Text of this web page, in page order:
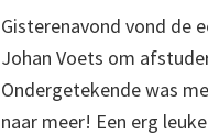
Gisterenavond vond de
Johan Voets om
Ondergetekende was
naar meer! Een erg